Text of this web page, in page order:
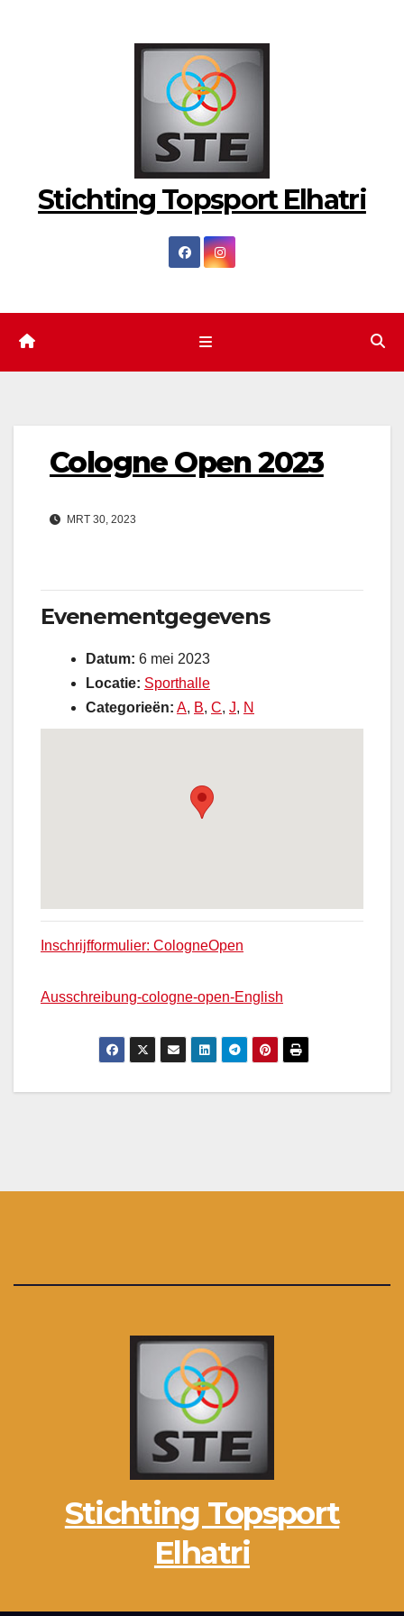
Stichting Topsport Elhatri
Cologne Open 2023
MRT 30, 2023
Evenementgegevens
Datum: 6 mei 2023
Locatie: Sporthalle
Categorieën: A, B, C, J, N
Inschrijfformulier: CologneOpen
Ausschreibung-cologne-open-English
Stichting Topsport
Elhatri